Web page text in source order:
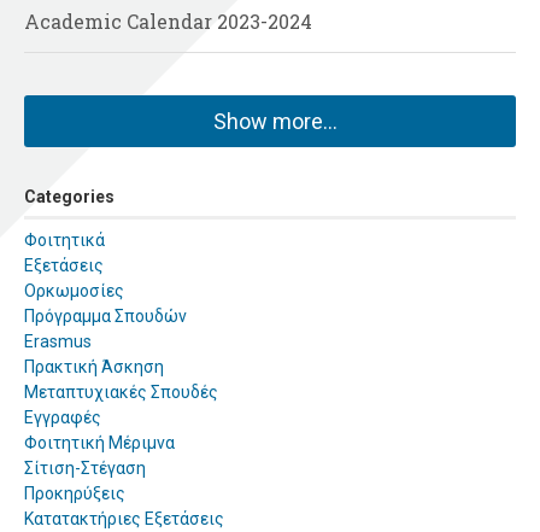
Academic Calendar 2023-2024
Show more…
Categories
Φοιτητικά
Εξετάσεις
Ορκωμοσίες
Πρόγραμμα Σπουδών
Erasmus
Πρακτική Άσκηση
Μεταπτυχιακές Σπουδές
Εγγραφές
Φοιτητική Μέριμνα
Σίτιση-Στέγαση
Προκηρύξεις
Κατατακτήριες Εξετάσεις